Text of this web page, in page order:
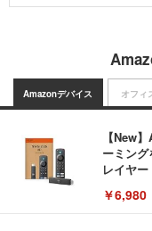
Amazonデバイス
【New
ーミン
レイヤー
￥6,980
オフィ